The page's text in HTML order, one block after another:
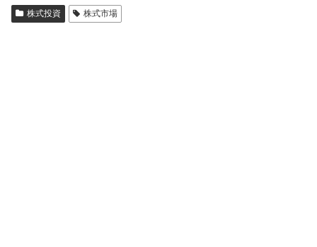
株式投資 株式市場